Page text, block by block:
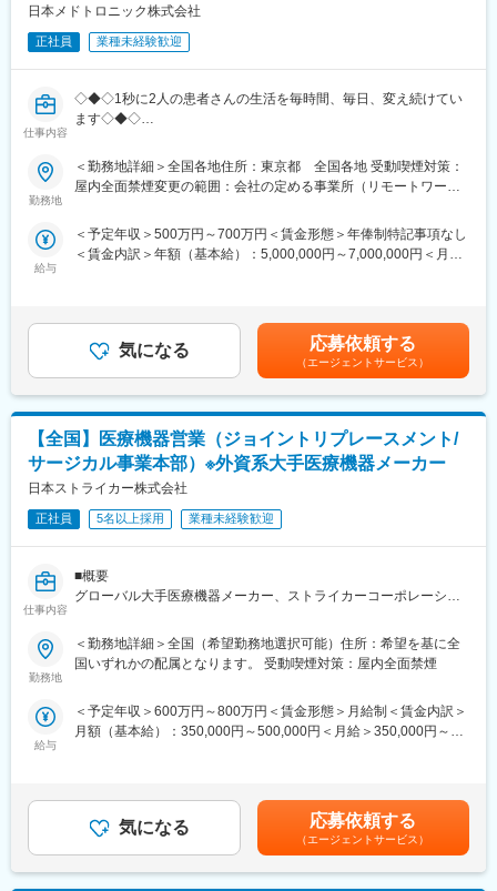
・安全性/有効性情報の迅速な収集と提供
・国内製造の品質と安定供給を確保するための製造管理体制の強
化
変更の範囲：会社の定める業務
■業務概要：
医療機器の営業職として、医師や販売代理店と連携し、最適な治
い、技術的なサポートも担当し、患者様の健康に貢献します。
・医師への新製品提案／レクチャー
・販売代理店との協力／教育
■研修／フォロー体制：
す。戦略的な営業活動を通じて、医師との折衝やデータ分析のス
キルも磨かれます。
変更の範囲：会社の定める業務
日本メドトロニック株式会社
正社員 業種未経験歓迎
仕事内容
◇◆◇1秒に2人の患者さんの生活を毎時間、毎日、変え続けてい
ます◇◆◇
150ヵ国への事業展開/圧倒的な製品力とブランド力/子育てサポー
ト「くるみんマーク」取得/正当な評価体制～
Cardiac Ablation Solutions（CAS：循環器領域）事業にて新製品
の導入を行っており、保守・メンテナンス等を担うService &
新しい医療機器の導入とそのサポート業務を担当するポジション
です。病院や医療施設で新しい医療機器を導入し、スムーズに運
用されるようにサポートして頂きます。顧客とのコミュニケーシ
ョンや技術的なサポートを通じて、医療現場での問題解決に寄与
する重要な役割を担います。
■業務詳細
・新製品導入プロセス構築: 新しい医療機器を導入するための計
画、実行
・保守点検／故障修復: 機器が安定して動作するように定期的な点
・顧客対応: 顧客からの問い合わせや要望に対応
・データ分析: 機器の使用データを分析し、運用の改善提案
■やりがい
上させ、患者さんの命を救うことにつながります。新製品導入に
携われることができ、技術的な知識とスキルを磨きながら、医療
■担当製品：
・3Dマッピングシステム
診断と治療（マッピング・アブレーション）が一体化の新モデ
ル。患者の合併症のリスクを限りなく低減することに成功した他
社にはない新製品。
勤務地
＜勤務地詳細＞全国各地住所：東京都 全国各地 受動喫煙対策：
屋内全面禁煙変更の範囲：会社の定める事業所（リモートワーク
給与
＜予定年収＞500万円～700万円＜賃金形態＞年俸制特記事項なし
＜賃金内訳＞年額（基本給）：5,000,000円～7,000,000円＜月額
は固定手当を含めた表記です。
気になる 応募依頼する
（エージェントサービス）
【全国】医療機器営業（ジョイントリプレースメント/
サージカル事業本部）※外資系大手医療機器メーカー
日本ストライカー株式会社
正社員 5名以上採用 業種未経験歓迎
仕事内容
■概要
グローバル大手医療機器メーカー、ストライカーコーポレーショ
て、担当エリアでの売上拡大に貢献いただきます。※担当エリア…
お住いの地域やご希望を加味して決定します。
【ジョイントリプレースメント/サージカル事業本部】
人工関節手術用製品、手術室用備品 人工関節関連製品において高
貢献しています。 長年にわたって築き上げた技術を活かし、患者
さんだけではなく医療従事者の 健康や労働環境にも配慮した手術
室装備品にも注力し、医療に貢献しています。
＊CAS=Computer-Assisted Surgery ナビゲーションシステムやロ
勤務地
＜勤務地詳細＞全国（希望勤務地選択可能）住所：希望を基に全
国いずれかの配属となります。 受動喫煙対策：屋内全面禁煙
給与
＜予定年収＞600万円～800万円＜賃金形態＞月給制＜賃金内訳＞
月額（基本給）：350,000円～500,000円＜月給＞350,000円～
可能性があります。賃金はあくまでも目安の金額であり、選考を
通じて上下する可能性があります。月給(月額)は固定手当を含めた
表記です。
気になる 応募依頼する
（エージェントサービス）